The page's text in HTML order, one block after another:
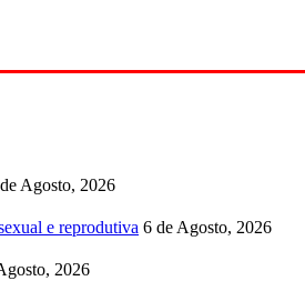
Agosto, 2026
e reprodutiva 6 de Agosto, 2026
2026